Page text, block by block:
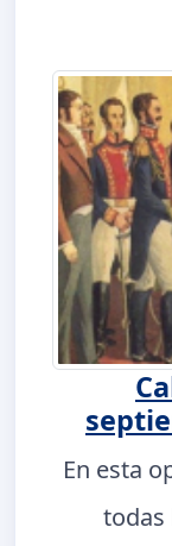
En esta
todas